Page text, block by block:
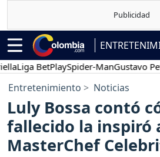
BetPlaySpider-ManGustavo Petro
Entretenimiento Noticias
Luly Bossa contó
fallecido la inspiró
MasterChef